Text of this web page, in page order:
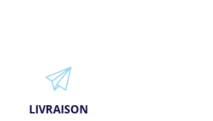
LIVRAISON